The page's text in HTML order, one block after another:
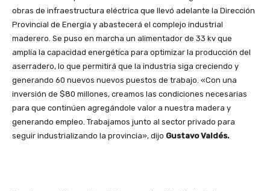
obras de infraestructura eléctrica que llevó adelante la Dirección
Provincial de Energía y abastecerá el complejo industrial
maderero. Se puso en marcha un alimentador de 33 kv que
amplía la capacidad energética para optimizar la producción del
aserradero, lo que permitirá que la industria siga creciendo y
generando 60 nuevos nuevos puestos de trabajo. «Con una
inversión de $80 millones, creamos las condiciones necesarias
para que continúen agregándole valor a nuestra madera y
generando empleo. Trabajamos junto al sector privado para
seguir industrializando la provincia», dijo Gustavo Valdés.